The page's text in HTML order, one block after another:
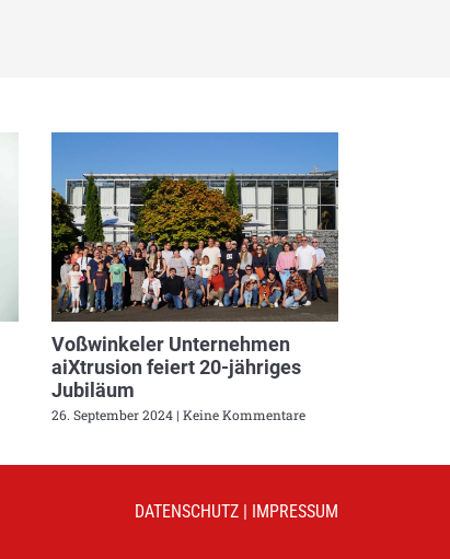
Voßwinkeler Unternehmen
aiXtrusion feiert 20-jähriges
Jubiläum
26. September 2024 Keine Kommentare
DATENSCHUTZ | IMPRESSUM